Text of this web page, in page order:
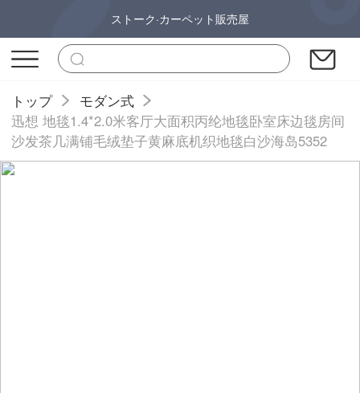
ストーク·カーペット販売屋
トップ
モダン式
迅想 地毯1.4*2.0米客厅大面积丙纶地毯卧室床边毯房间
沙发茶几满铺毛绒垫子黄麻底机织地毯白沙海岛5352